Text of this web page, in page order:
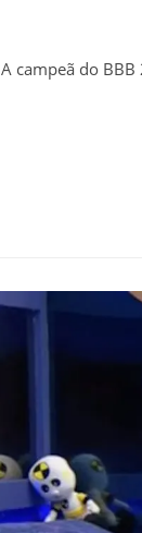
A campeã do